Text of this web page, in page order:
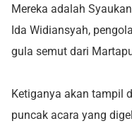
Mereka adalah
Ida Widiansyah,
gula semut dari
Ketiganya akan tampil
puncak acara yang